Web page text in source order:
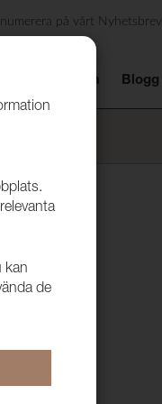
på vårt Nyhetsbrev
Showroom Blogg
kan
de